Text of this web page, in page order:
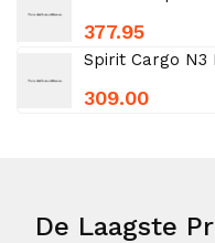
377.95
Spirit Cargo N3
309.00
De Laagste